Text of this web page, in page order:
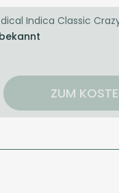
Indica Classic
ZUM